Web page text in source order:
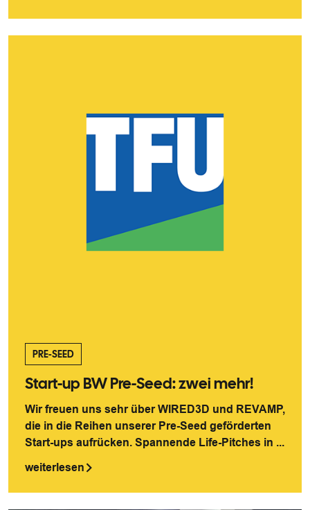
PRE-SEED
Start-up BW Pre-Seed: zwei mehr!
Wir freuen uns sehr über WIRED3D und REVAMP,
die in die Reihen unserer Pre-Seed geförderten
Start-ups aufrücken. Spannende Life-Pitches in ...
weiterlesen